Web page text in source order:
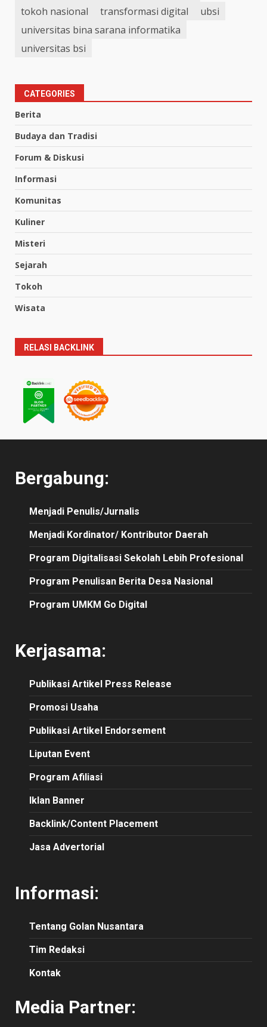
tokoh nasional
transformasi digital
ubsi
universitas bina sarana informatika
universitas bsi
CATEGORIES
Berita
Budaya dan Tradisi
Forum & Diskusi
Informasi
Komunitas
Kuliner
Misteri
Sejarah
Tokoh
Wisata
RELASI BACKLINK
Bergabung:
Menjadi Penulis/Jurnalis
Menjadi Kordinator/ Kontributor Daerah
Program Digitalisasi Sekolah Lebih Profesional
Program Penulisan Berita Desa Nasional
Program UMKM Go Digital
Kerjasama:
Publikasi Artikel Press Release
Promosi Usaha
Publikasi Artikel Endorsement
Liputan Event
Program Afiliasi
Iklan Banner
Backlink/Content Placement
Jasa Advertorial
Informasi:
Tentang Golan Nusantara
Tim Redaksi
Kontak
Media Partner: